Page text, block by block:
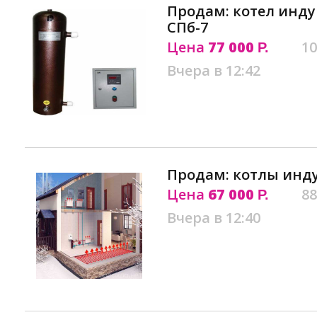
Продам: котел
СПб-7
Цена 77 000 Р.
Вчера в 12:42
Продам: котлы
Цена 67 000 Р.
Вчера в 12:40